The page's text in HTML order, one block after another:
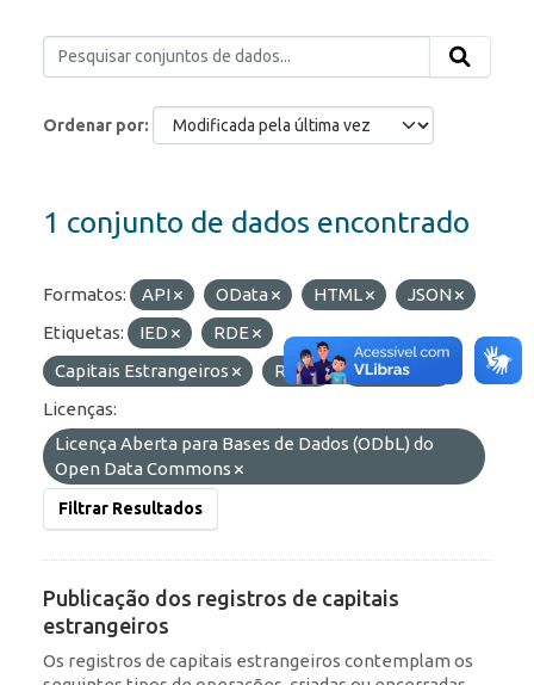
Ordenar por
1 conjunto de dados encontrado
Formatos: API OData HTML
JSON
Etiquetas:
IED
RDE
Capitais Estrangeiros
ROF
Portfólio
Licenças:
Licença Aberta para Bases de Dados (ODbL) do
Open Data Commons
Filtrar Resultados
Publicação dos registros de capitais
estrangeiros
Os registros de capitais estrangeiros contemplam os